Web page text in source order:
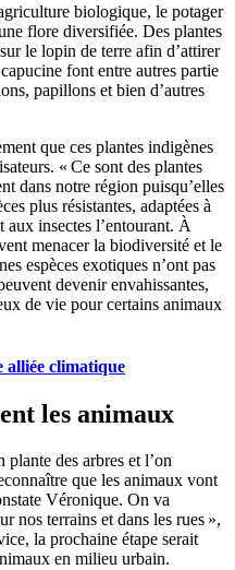
biologique, le potager
flore diversifiée. Des plantes
le lopin de terre afin d’attirer
font entre autres partie
papillons et bien d’autres
que ces plantes indigènes
« Ce sont des plantes
dans notre région puisqu’elles
plus résistantes, adaptées à
insectes l’entourant. À
menacer la biodiversité et le
espèces exotiques n’ont pas
devenir envahissantes,
de vie pour certains animaux
alliée climatique
les animaux
des arbres et l’on
que les animaux vont
Véronique. On va
nos terrains et dans les rues »,
la prochaine étape serait
en milieu urbain.